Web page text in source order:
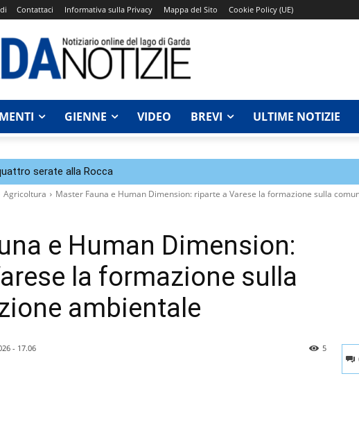
Contattaci Informativa sulla Privacy Mappa del Sito Cookie Policy (UE)
GIENNE VIDEO BREVI ULTIME NOTIZIE
serate alla Rocca
Agricoltura Master Fauna e Human Dimension: riparte a Varese la formazione sulla
e Human Dimension:
la formazione sulla
ambientale
- 17.06
5